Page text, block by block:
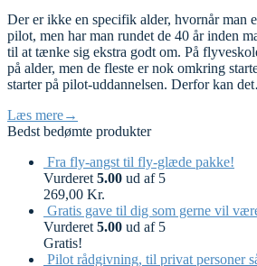
Der er ikke en specifik alder, hvornår man
pilot, men har man rundet de 40 år inden
til at tænke sig ekstra godt om. På
på alder, men de fleste er nok omkring
starter på pilot-uddannelsen. Derfor kan
Læs mere→
Bedst bedømte produkter
Fra fly-angst til fly-glæde pakke!
Vurderet 5.00 ud af 5
269,00 Kr.
Gratis gave til dig som gerne vil
Vurderet 5.00 ud af 5
Gratis!
Pilot rådgivning, til privat personer